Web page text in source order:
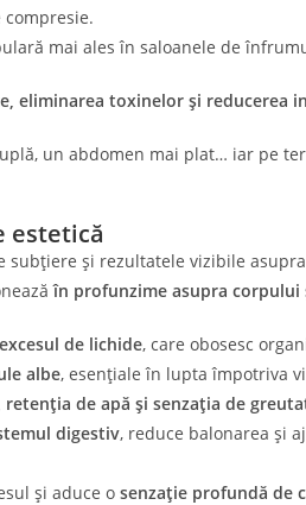
mai ales în saloanele de
eliminarea toxinelor și reducerea
un abdomen mai plat… iar pe
estetică
subțiere și rezultatele vizibile
în profunzime asupra corpului
de lichide, care obosesc
albe, esențiale în lupta împotriva
de apă și senzația de
digestiv, reduce balonarea și
și aduce o senzație profundă de